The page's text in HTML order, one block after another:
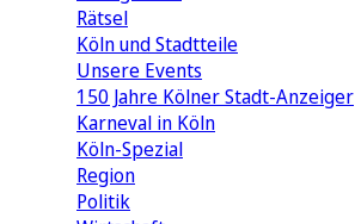
Rätsel
Köln und Stadtteile
Unsere Events
150 Jahre Kölner Stadt-Anzeiger
Karneval in Köln
Köln-Spezial
Region
Politik